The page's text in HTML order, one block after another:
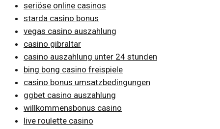
seriöse online casinos
starda casino bonus
vegas casino auszahlung
casino gibraltar
casino auszahlung unter 24 stunden
bing bong casino freispiele
casino bonus umsatzbedingungen
ggbet casino auszahlung
willkommensbonus casino
live roulette casino